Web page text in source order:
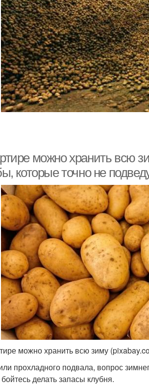
можно хранить всю
которые точно не
можно хранить всю зиму
прохладного подвала, вопрос
делать запасы клубня.